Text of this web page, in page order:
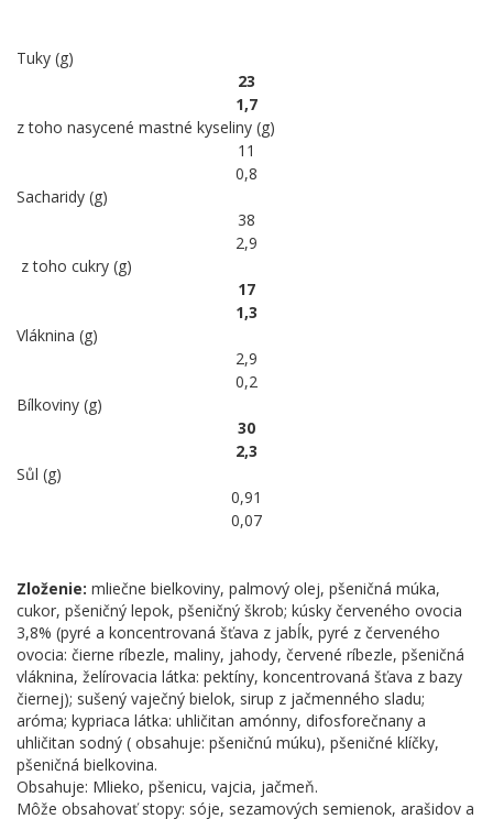
Tuky (g)
23
1,7
z toho nasycené mastné kyseliny (g)
11
0,8
Sacharidy (g)
38
2,9
z toho cukry (g)
17
1,3
Vláknina (g)
2,9
0,2
Bílkoviny (g)
30
2,3
Sůl (g)
0,91
0,07
Zloženie: mliečne bielkoviny, palmový olej, pšeničná múka,
cukor, pšeničný lepok, pšeničný škrob; kúsky červeného ovocia
3,8% (pyré a koncentrovaná šťava z jabĺk, pyré z červeného
ovocia: čierne ríbezle, maliny, jahody, červené ríbezle, pšeničná
vláknina, želírovacia látka: pektíny, koncentrovaná šťava z bazy
čiernej); sušený vaječný bielok, sirup z jačmenného sladu;
aróma; kypriaca látka: uhličitan amónny, difosforečnany a
uhličitan sodný ( obsahuje: pšeničnú múku), pšeničné klíčky,
pšeničná bielkovina.
Obsahuje: Mlieko, pšenicu, vajcia, jačmeň.
Môže obsahovať stopy: sóje, sezamových semienok, arašidov a